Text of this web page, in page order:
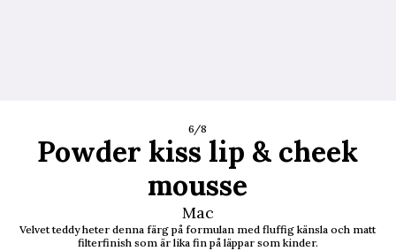
6/8
Powder kiss lip & cheek
mousse
Mac
Velvet teddy heter denna färg på formulan med fluffig känsla och matt
filterfinish som är lika fin på läppar som kinder.